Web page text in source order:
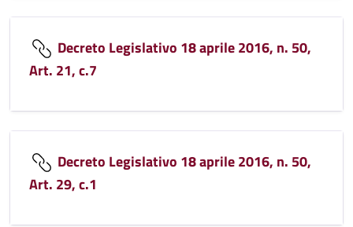
Decreto Legislativo 18 aprile 2016, n. 50,
Art. 21, c.7
Decreto Legislativo 18 aprile 2016, n. 50,
Art. 29, c.1